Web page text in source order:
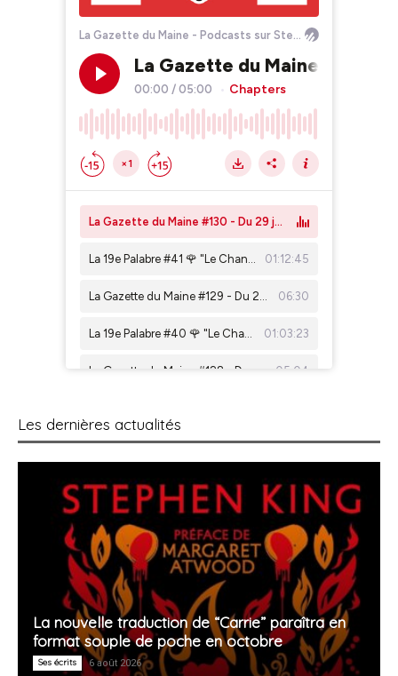
Les dernières actualités
La nouvelle traduction de “Carrie” paraîtra en
format souple de poche en octobre
Ses écrits 6 août 2026